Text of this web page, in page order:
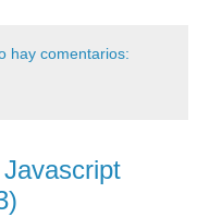
hay comentarios: